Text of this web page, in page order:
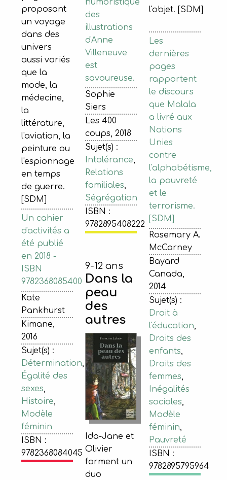
proposant
un voyage
dans des
univers
aussi variés
que la
mode, la
médecine,
la
littérature,
l'aviation, la
peinture ou
l'espionnage
en temps
de guerre.
[SDM]
Un cahier
d'activités a
été publié
en 2018 -
ISBN
9782368085400
Kate
Pankhurst
Kimane,
2016
Sujet(s) :
Détermination,
Égalité des
sexes,
Histoire,
Modèle
féminin
ISBN :
9782368084045
humoristique
des
illustrations
d'Anne
Villeneuve
est
savoureuse.
Sophie
Siers
Les 400
coups, 2018
Sujet(s) :
Intolérance,
Relations
familiales,
Ségrégation
ISBN :
9782895408222
l'objet. [SDM]
Les
dernières
pages
rapportent
le discours
que Malala
a livré aux
Nations
Unies
contre
l'alphabétisme,
la pauvreté
et le
terrorisme.
[SDM]
Rosemary A.
McCarney
Bayard
Canada,
2014
Sujet(s) :
Droit à
l'éducation,
Droits des
enfants,
Droits des
femmes,
Inégalités
sociales,
Modèle
féminin,
Pauvreté
ISBN :
9782895795964
9-12 ans
Dans la
peau
des
autres
Ida-Jane et
Olivier
forment un
duo